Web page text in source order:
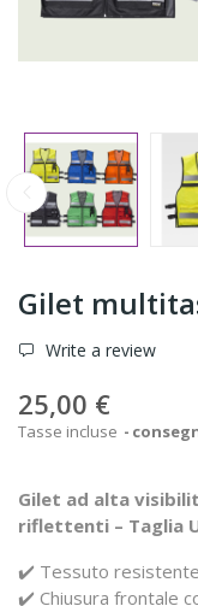
Gilet
Write a review
25,00 €
Tasse incluse
Gilet ad alta
riflettenti – Taglia
✔️ Tessuto
✔️ Chiusura frontale